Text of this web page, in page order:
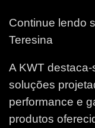
Continue lendo
Teresina
A KWT
soluções
performance e
produtos